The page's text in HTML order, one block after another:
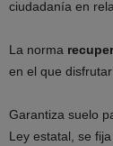
ciudadanía en
La norma
en el que
Garantiza suelo
Ley estatal, se